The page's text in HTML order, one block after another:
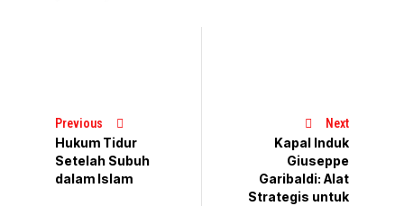
Previous
Hukum Tidur
Setelah Subuh
dalam Islam
Next
Kapal Induk
Giuseppe
Garibaldi: Alat
Strategis untuk